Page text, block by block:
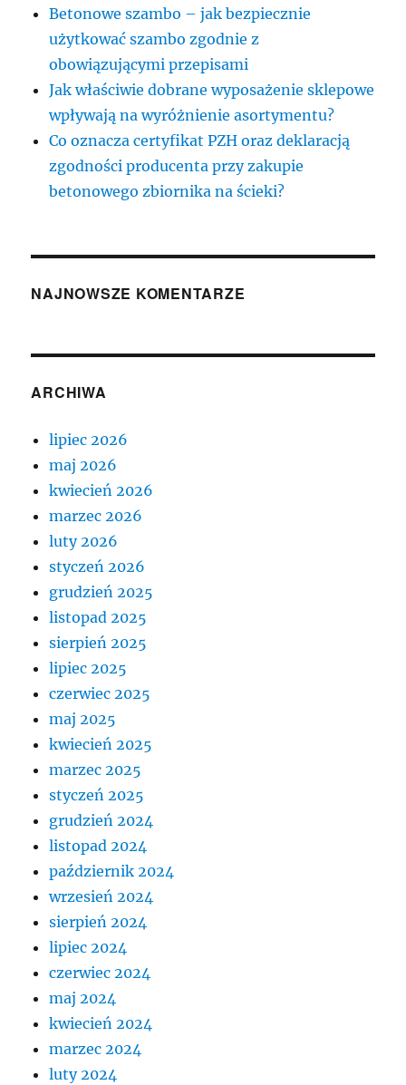
Betonowe szambo – jak bezpiecznie
użytkować szambo zgodnie z
obowiązującymi przepisami
Jak właściwie dobrane wyposażenie sklepowe
wpływają na wyróżnienie asortymentu?
Co oznacza certyfikat PZH oraz deklaracją
zgodności producenta przy zakupie
betonowego zbiornika na ścieki?
NAJNOWSZE KOMENTARZE
ARCHIWA
lipiec 2026
maj 2026
kwiecień 2026
marzec 2026
luty 2026
styczeń 2026
grudzień 2025
listopad 2025
sierpień 2025
lipiec 2025
czerwiec 2025
maj 2025
kwiecień 2025
marzec 2025
styczeń 2025
grudzień 2024
listopad 2024
październik 2024
wrzesień 2024
sierpień 2024
lipiec 2024
czerwiec 2024
maj 2024
kwiecień 2024
marzec 2024
luty 2024